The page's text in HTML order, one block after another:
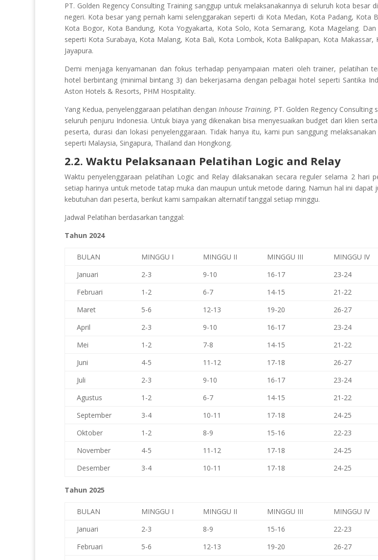
PT. Golden Regency Consulting Training sanggup untuk melaksanakannya di seluruh kota besar
negeri. Kota besar yang pernah kami selenggarakan seperti di Kota Medan, Kota Padang, Kota
Kota Bogor, Kota Bandung, Kota Yogyakarta, Kota Solo, Kota Semarang, Kota Magelang. Dan
seperti Kota Surabaya, Kota Malang, Kota Bali, Kota Lombok, Kota Balikpapan, Kota Makassar,
Jayapura.
Demi menjaga kenyamanan dan fokus terhadap penyampaian materi oleh trainer, pelatihan
hotel berbintang (minimal bintang 3) dan bekerjasama dengan pelbagai hotel seperti Santika
Aston Hotels & Resorts, PHM Hospitality.
Yang Kedua, penyelenggaraan pelatihan dengan Inhouse Training, PT. Golden Regency Consulting
seluruh penjuru Indonesia. Untuk biaya yang dikenakan bisa menyesuaikan budget dari klien
peserta, durasi dan lokasi penyelenggaraan. Tidak hanya itu, kami pun sanggung
seperti Malaysia, Singapura, Thailand dan Hongkong.
2.2. Waktu Pelaksanaan Pelatihan Logic and Relay
Waktu penyelenggaraan pelatihan Logic and Relay dilaksanakan secara reguler selama 2 hari
setiap harinya untuk metode tatap muka dan maupun untuk metode daring. Namun hal ini dapat
kebutuhan dari peserta, berikut kami sampaikan alternatif tanggal setiap minggu.
Jadwal Pelatihan berdasarkan tanggal:
Tahun 2024
BULAN MINGGU I MINGGU II MINGGU III MINGGU IV
Januari
2-3 9-10 16-17 23-24
Februari
1-2 6-7 14-15 21-22
Maret
5-6 12-13 19-20
26-27
April
2-3 9-10 16-17 23-24
Mei
1-2 7-8 14-15 21-22
Juni
4-5 11-12 17-18
26-27
Juli
2-3 9-10 16-17 23-24
Agustus
1-2 6-7 14-15 21-22
September
3-4 10-11 17-18
24-25
Oktober
1-2 8-9 15-16 22-23
November
4-5 11-12 17-18
24-25
Desember
3-4 10-11 17-18 24-25
Tahun 2025
BULAN MINGGU I MINGGU II MINGGU III MINGGU IV
Januari
2-3 8-9 15-16 22-23
Februari
5-6 12-13 19-20
26-27